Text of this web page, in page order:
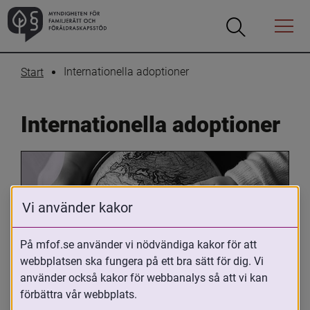
Öppna
Öppna
Menyn
Start Internationella adoptioner
Internationella adoptioner
Oavsett om du är adopterad,
adoptivförälder eller arbetar med
Vi använder kakor
På mfof.se använder vi nödvändiga kakor för att
webbplatsen ska fungera på ett bra sätt för dig. Vi
använder också kakor för webbanalys så att vi kan
förbättra vår webbplats.